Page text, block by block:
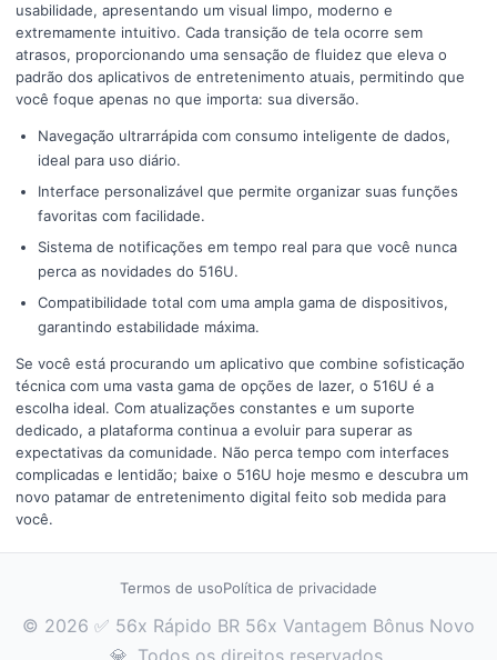
usabilidade, apresentando um visual limpo, moderno e
extremamente intuitivo. Cada transição de tela ocorre sem
atrasos, proporcionando uma sensação de fluidez que eleva o
padrão dos aplicativos de entretenimento atuais, permitindo que
você foque apenas no que importa: sua diversão.
Navegação ultrarrápida com consumo inteligente de dados,
ideal para uso diário.
Interface personalizável que permite organizar suas funções
favoritas com facilidade.
Sistema de notificações em tempo real para que você nunca
perca as novidades do 516U.
Compatibilidade total com uma ampla gama de dispositivos,
garantindo estabilidade máxima.
Se você está procurando um aplicativo que combine sofisticação
técnica com uma vasta gama de opções de lazer, o 516U é a
escolha ideal. Com atualizações constantes e um suporte
dedicado, a plataforma continua a evoluir para superar as
expectativas da comunidade. Não perca tempo com interfaces
complicadas e lentidão; baixe o 516U hoje mesmo e descubra um
novo patamar de entretenimento digital feito sob medida para
você.
Termos de usoPolítica de privacidade
© 2026 ✅ 56x Rápido BR 56x Vantagem Bônus Novo
💎. Todos os direitos reservados.